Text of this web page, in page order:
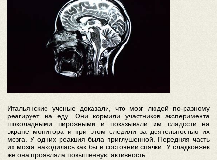
Итальянские ученые доказали, что мозг людей по-разному
реагирует на еду. Они кормили участников эксперимента
шоколадными пирожными и показывали им сладости на
экране монитора и при этом следили за деятельностью их
мозга. У одних реакция была приглушенной. Передняя часть
их мозга находилась как бы в состоянии спячки. У сладкоежек
же она проявляла повышенную активность.